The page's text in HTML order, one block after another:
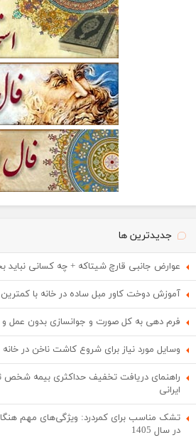
جدیدترین ها
عوارض جانبی قارچ شیتاکه + چه کسانی نباید
آموزش دوخت کاور مبل ساده در خانه با کمترین
فرم دهی به کل صورت و جوانسازی بدون عمل و
وسایل مورد نیاز برای شروع کاشت ناخن در خانه
راهنمای دریافت تخفیف حداکثری بیمه
ایرانی
تشک مناسب برای کمردرد: ویژگی‌های مهم
در سال 1405